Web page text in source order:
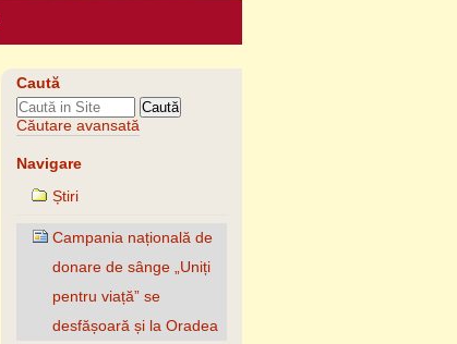
Caută
Căutare avansată
Navigare
Știri
Campania națională de
donare de sânge „Uniți
pentru viață” se
desfășoară și la Oradea